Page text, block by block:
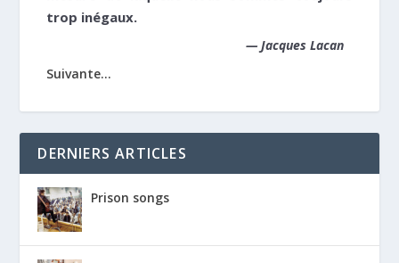
trop inégaux.
— Jacques Lacan
Suivante...
DERNIERS ARTICLES
Prison songs